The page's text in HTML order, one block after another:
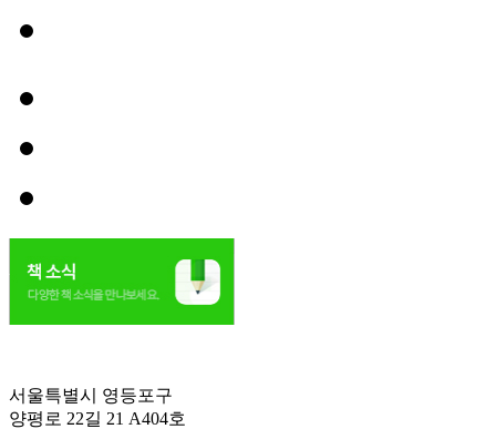
서울특별시 영등포구
양평로 22길 21 A404호